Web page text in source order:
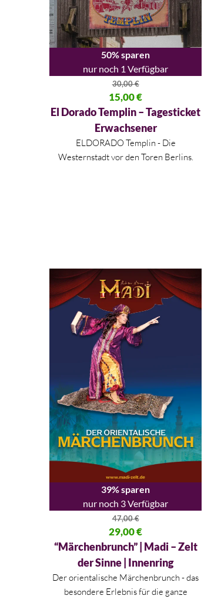
50% sparen
nur noch 1 Verfügbar
30,00€
Ursprünglicher Preis war: 30,00 €
15,00€
Aktueller Preis ist: 15,00 €.
El Dorado Templin – Tagesticket
Erwachsener
ELDORADO Templin - Die
Westernstadt vor den Toren Berlins.
39% sparen
nur noch 3 Verfügbar
47,00€
Ursprünglicher Preis war: 47,00 €
29,00€
Aktueller Preis ist: 29,00 €.
“Märchenbrunch” | Madi – Zelt
der Sinne | Innenring
Der orientalische Märchenbrunch - das
besondere Erlebnis für die ganze